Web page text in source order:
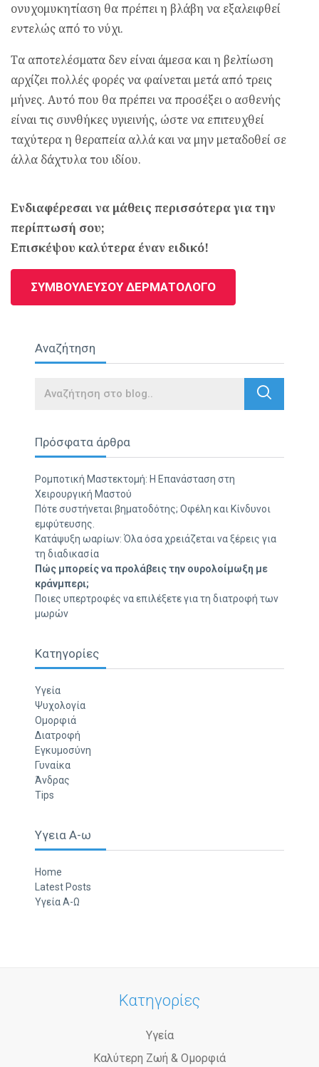
ονυχομυκητίαση θα πρέπει η βλάβη να εξαλειφθεί
εντελώς από το νύχι.
Tα αποτελέσματα δεν είναι άμεσα και η βελτίωση
αρχίζει πολλές φορές να φαίνεται μετά από τρεις
μήνες. Αυτό που θα πρέπει να προσέξει ο ασθενής
είναι τις συνθήκες υγιεινής, ώστε να επιτευχθεί
ταχύτερα η θεραπεία αλλά και να μην μεταδοθεί σε
άλλα δάχτυλα του ιδίου.
Ενδιαφέρεσαι να μάθεις περισσότερα για την
περίπτωσή σου;
Επισκέψου καλύτερα έναν ειδικό!
ΣΥΜΒΟΥΛΕΥΣΟΥ ΔΕΡΜΑΤΟΛΟΓΟ
Αναζήτηση
Search
Πρόσφατα άρθρα
Ρομποτική Μαστεκτομή: Η Επανάσταση στη
Χειρουργική Μαστού
Πότε συστήνεται βηματοδότης; Οφέλη και Κίνδυνοι
εμφύτευσης.
Κατάψυξη ωαρίων: Όλα όσα χρειάζεται να ξέρεις για
τη διαδικασία
Πώς μπορείς να προλάβεις την ουρολοίμωξη με
κράνμπερι;
Ποιες υπερτροφές να επιλέξετε για τη διατροφή των
μωρών
Κατηγορίες
Υγεία
Ψυχολογία
Ομορφιά
Διατροφή
Εγκυμοσύνη
Γυναίκα
Άνδρας
Tips
Υγεια Α-ω
Home
Latest Posts
Υγεία Α-Ω
Κατηγορίες
Υγεία
Καλύτερη Ζωή & Ομορφιά